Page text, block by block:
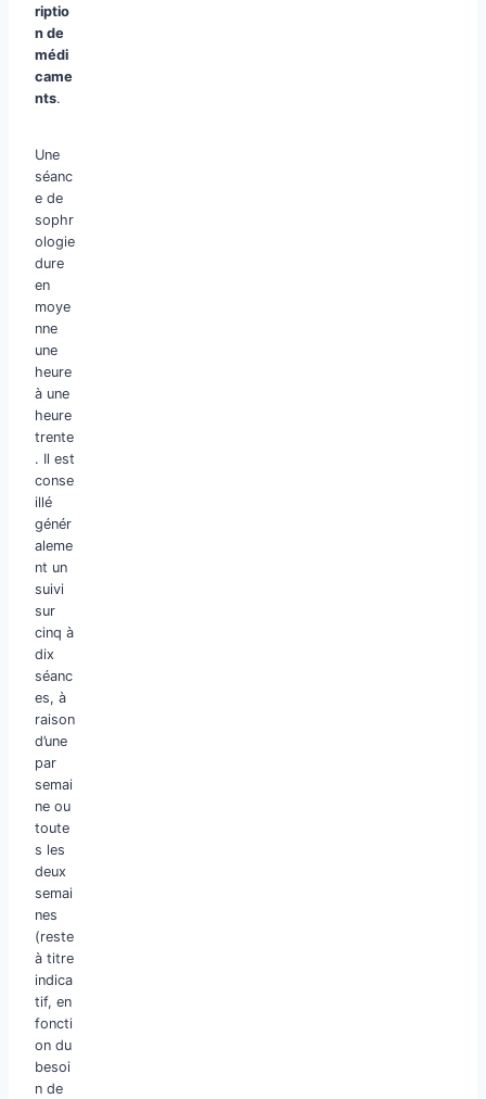
riptio
n de
médi
came
nts.
Une
séanc
e de
sophr
ologie
dure
en
moye
nne
une
heure
à une
heure
trente
. Il est
conse
illé
génér
aleme
nt un
suivi
sur
cinq à
dix
séanc
es, à
raison
d’une
par
semai
ne ou
toute
s les
deux
semai
nes
(reste
à titre
indica
tif, en
foncti
on du
besoi
n de